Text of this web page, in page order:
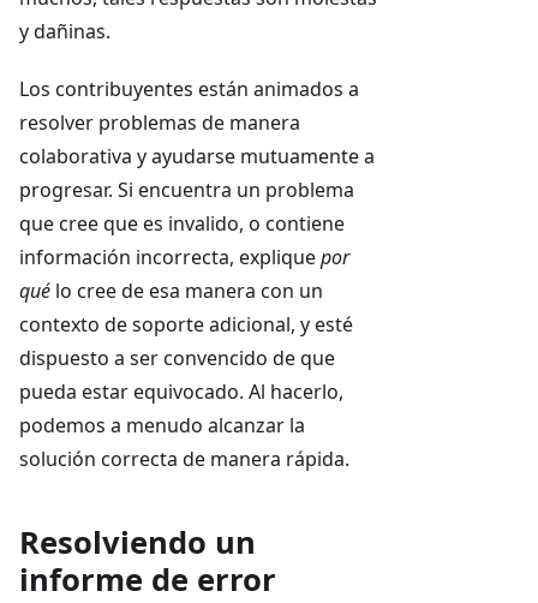
y dañinas.
Los contribuyentes están animados a
resolver problemas de manera
colaborativa y ayudarse mutuamente a
progresar. Si encuentra un problema
que cree que es invalido, o contiene
información incorrecta, expliquepor
qué lo cree de esa manera con un
contexto de soporte adicional, y esté
dispuesto a ser convencido de que
pueda estar equivocado. Al hacerlo,
podemos a menudo alcanzar la
solución correcta de manera rápida.
Resolviendo un
informe de error